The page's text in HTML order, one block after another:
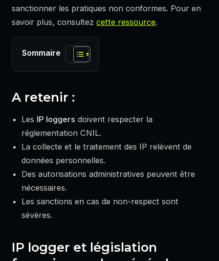
sanctionner les pratiques non conformes. Pour en
savoir plus, consultez cette ressource.
Sommaire
A retenir :
Les IP loggers doivent respecter la
réglementation CNIL.
La collecte et le traitement des IP relèvent de
données personnelles.
Des autorisations administratives peuvent être
nécessaires.
Les sanctions en cas de non-respect sont
sévères.
IP logger et législation